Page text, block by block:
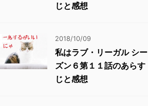
じと感想
2018/10/09
私はラブ・リーガル シー
ズン６第１１話のあらす
じと感想